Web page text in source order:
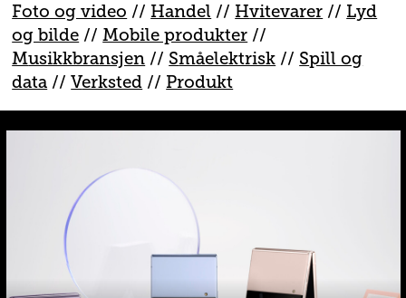
Foto og video // Handel // Hvitevarer // Lyd
og bilde //Mobile produkter //
Musikkbransjen // Småelektrisk // Spill og
data //Verksted // Produkt